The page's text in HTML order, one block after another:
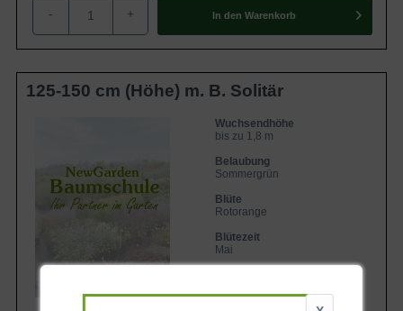
- + In den Warenkorb
125-150 cm (Höhe) m. B. Solitär
Wuchsendhöhe
bis zu 1,8 m
Belaubung
Sommergrün
Blüte
Rotorange
Blütezeit
Mai